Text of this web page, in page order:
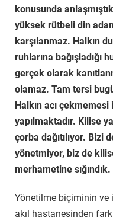
konusunda
yüksek rütbeli din
karşılanmaz. Halkın
ruhlarına bağışladığı
gerçek olarak
olamaz. Tam tersi
Halkın acı
yapılmaktadır. Kilise
çorba dağıtılıyor. Bizi
yönetmiyor, biz de
merhametine sığındık.
Yönetilme biçiminin ve
akıl hastanesinden